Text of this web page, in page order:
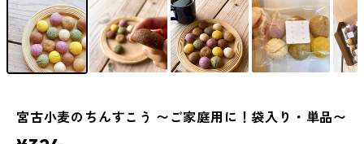
宮古小麦のちんすこう 〜ご家庭用に！袋入り・単品〜